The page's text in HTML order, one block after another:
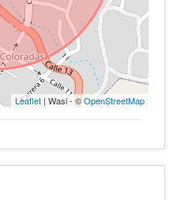
Leaflet | Wasi - ©OpenStreetMap